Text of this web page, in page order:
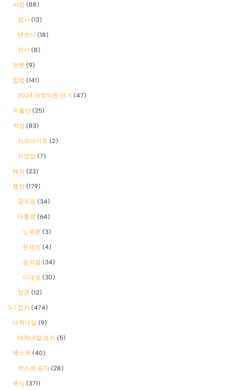
사법 (88)
검사 (13)
변호사 (18)
판사 (8)
언론 (9)
입법 (141)
2024 국회의원 선거 (47)
저출산 (25)
직업 (83)
아르바이트 (2)
자영업 (7)
해외 (23)
행정 (179)
공무원 (34)
대통령 (64)
노무현 (3)
문재인 (4)
윤석열 (34)
이재명 (30)
장관 (12)
3-1 잡지 (474)
대학내일 (9)
대학내일 표지 (5)
맥스큐 (40)
맥스큐 표지 (28)
맥심 (371)